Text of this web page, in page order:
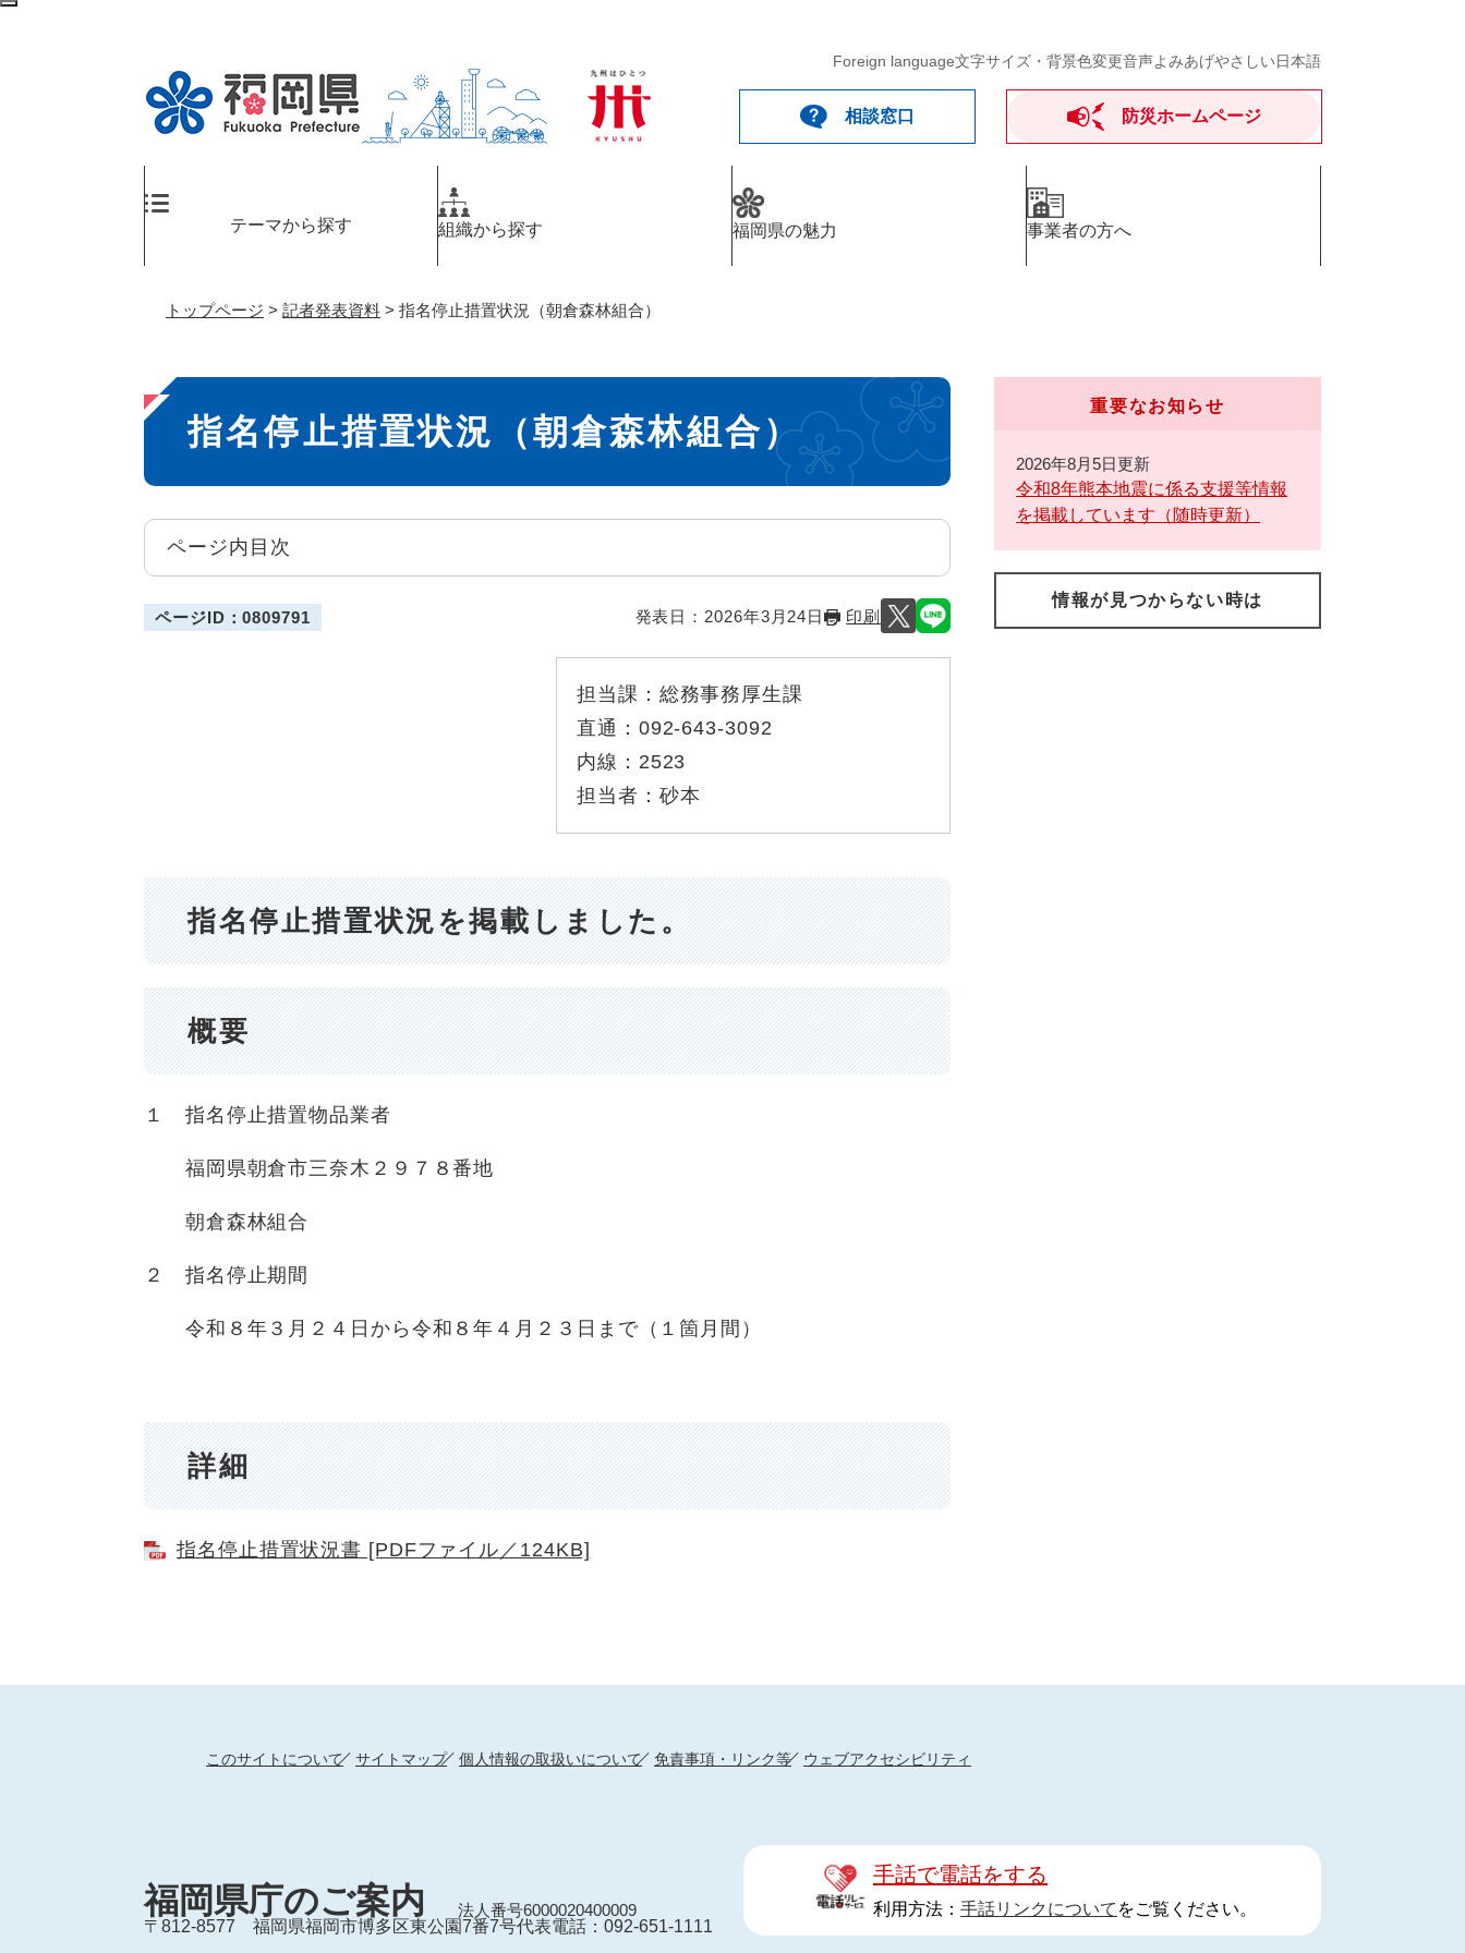
ペ
メ
Foreign language文字サイズ・背景色変更音声よみあげやさしい日本語
相談窓口 防災ホームページ
テーマから探す 組織から探す 福岡県の魅力 事業者の方へ
トップページ > 記者発表資料 > 指名停止措置状況（朝倉森林組合）
本
文
指名停止措置状況（朝倉森林組合）
ページ内目次
ページID：0809791 発表日： 2026年3月24日 印刷
担当課： 総務事務厚生課
直通： 092-643-3092
内線： 2523
担当者： 砂本
指名停止措置状況を掲載しました。
概要
１ 指名停止措置物品業者
福岡県朝倉市三奈木２９７８番地
朝倉森林組合
２ 指名停止期間
令和８年３月２４日から令和８年４月２３日まで（１箇月間） ​
詳細
指名停止措置状況書 [PDFファイル／124KB]
重要なお知らせ
2026年8月5日更新
令和8年熊本地震に係る支援等情報
を掲載しています（随時更新）
情報が見つからない時は
このサイトについて サイトマップ 個人情報の取扱いについて 免責事項・リンク等 ウェブアクセシビリティ
福岡県庁のご案内
法人番号6000020400009
〒812-8577
福岡県福岡市博多区東公園7番7号代表電話：092-651-1111
手話で電話をする
利用方法： 手話リンクについて をご覧ください。